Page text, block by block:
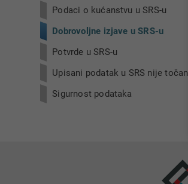
Podaci o kućanstvu u SRS-u
Dobrovoljne izjave u SRS-u
Potvrde u SRS-u
Upisani podatak u SRS nije točan
Sigurnost podataka